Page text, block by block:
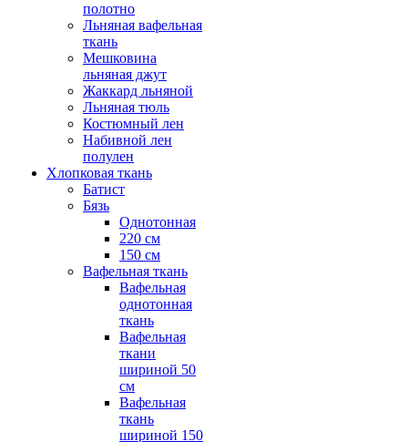
полотно
Льняная вафельная
ткань
Мешковина
льняная джут
Жаккард льняной
Льняная тюль
Костюмный лен
Набивной лен
полулен
Хлопковая ткань
Батист
Бязь
Однотонная
220 см
150 см
Вафельная ткань
Вафельная
однотонная
ткань
Вафельная
ткани
шириной 50
см
Вафельная
ткань
шириной 150